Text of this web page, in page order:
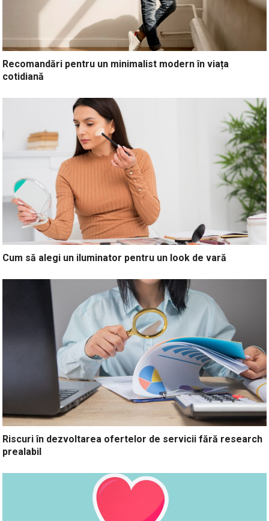
Recomandări pentru un minimalist modern în viața
cotidiană
Cum să alegi un iluminator pentru un look de vară
Riscuri în dezvoltarea ofertelor de servicii fără research
prealabil